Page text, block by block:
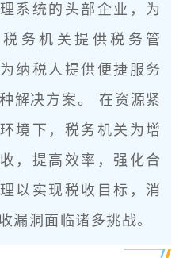
系统的头部企业，为
税务机关提供税务管
纳税人提供便捷服务
解决方案。 在资源紧
境下，税务机关为增
，提高效率，强化合
以实现税收目标，消
漏洞面临诸多挑战。